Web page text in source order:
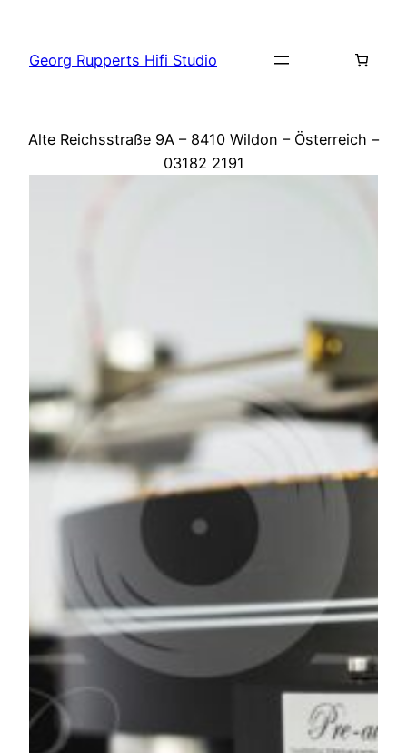
springen
Georg Rupperts Hifi Studio
Alte Reichsstraße 9A – 8410 Wildon – Österreich –
03182 2191